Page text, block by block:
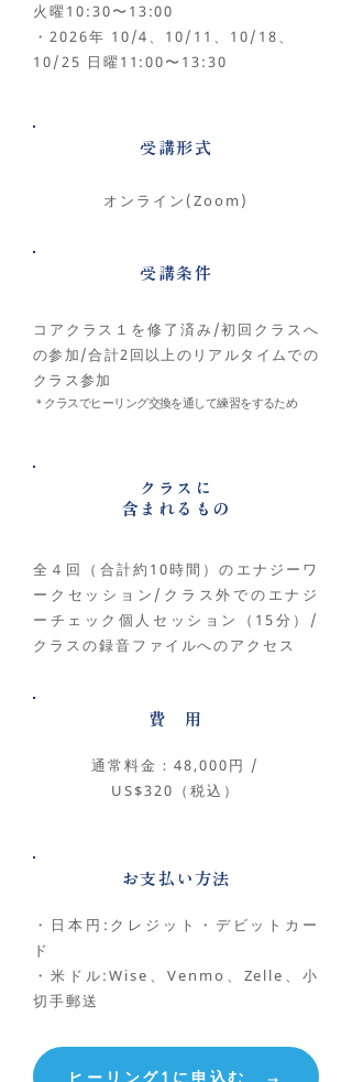
火曜10:30〜13:00
・2026年 10/4、10/11、10/18、
10/25 日曜11:00〜13:30
​受講形式
オンライン(Zoom)
​受講条件
コアクラス１を修了済み/初回クラスへ
の参加/合計2回以上のリアルタイムでの
クラス参加
＊クラスでヒーリング交換を通して練習をするため
クラスに
​含まれるもの
全４回（合計約10時間）のエナジーワ
ークセッション/クラス外でのエナジ
ーチェック個人セッション（15分）/
クラスの録音ファイルへのアクセス
費 用
通常料金：48,000円 /
US$320（税込）
お支払い方法
・日本円:クレジット・デビットカー
ド
・米ドル:Wise、Venmo、Zelle、小
切手郵送
ヒーリング1に申込む →